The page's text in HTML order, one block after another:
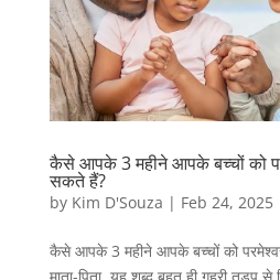
कैसे आपके 3 महीने आपके बच्चों को
सकते हैं?
by Kim D'Souza | Feb 24, 2025
कैसे आपके 3 महीने आपके बच्चों को